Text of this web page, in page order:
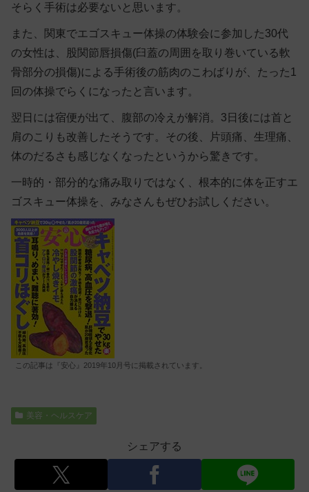
そらく手術は必要ないと思います。
また、関東でエゴスキュー体操の体験会に参加した30代
の女性は、股関節唇損傷(臼蓋の周囲を取り巻いている軟
骨部分の損傷)による手術後の筋肉のこわばりが、たった1
回の体操でらくになったと言います。
翌日には宿便が出て、腹部の冷えが解消。3日後には首と
肩のこりも改善したそうです。その後、片頭痛、生理痛、
体のだるさも感じなくなったというから驚きです。
一時的・部分的な痛み取りではなく、根本的に体を正すエ
ゴスキュー体操を、みなさんもぜひお試しください。
この記事は『安心』2019年10月号に掲載されています。
美容・ヘルスケア
シェアする